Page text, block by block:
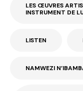
LES ŒUVRES
INSTRUMENT DE
LISTEN
NAMWEZI